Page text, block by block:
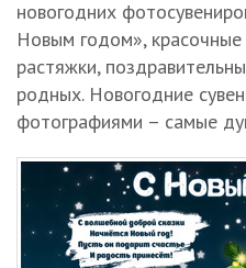
новогодних
Новым годом»,
растяжки,
родных. Новогодние
фотографиями – самые